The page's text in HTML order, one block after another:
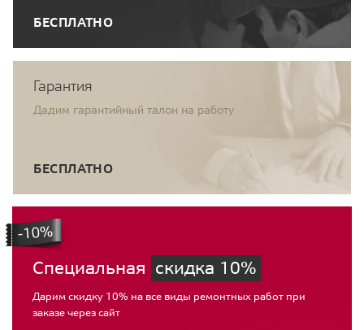
БЕСПЛАТНО
Гарантия
Дадим гарантийный талон на работу
БЕСПЛАТНО
Специальная скидка 10%
Дарим скидку 10% на все виды ремонтных работ при
заказе через сайт